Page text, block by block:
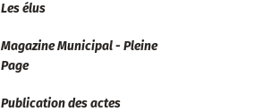
Les élus
Magazine Municipal - Pleine
Page
Publication des actes